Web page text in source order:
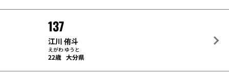
137
江川 侑斗
えがわ ゆうと
22歳 大分県